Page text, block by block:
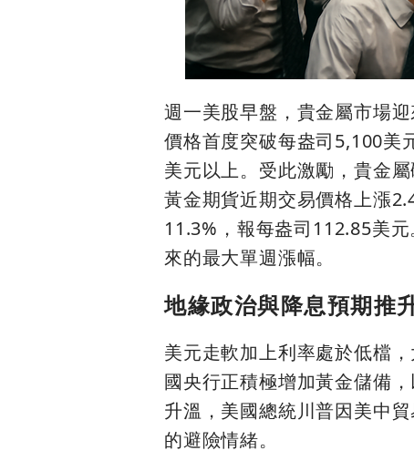
週一美股早盤，貴金屬市場
價格首度突破每盎司5,100美
美元以上。受此激勵，貴金
黃金期貨近期交易價格上漲
11.3%，報每盎司112.85美
來的最大單週漲幅。
地緣政治與降息預期推
美元走軟加上利率處於低檔
國央行正積極增加黃金儲備
升溫，美國總統川普因美中
的避險情緒。